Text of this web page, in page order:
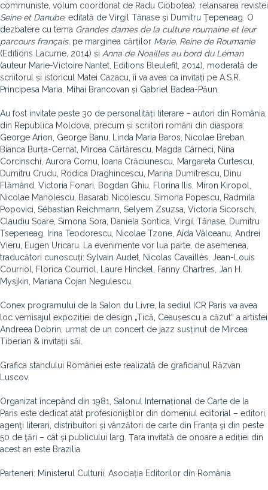
communiste, volum coordonat de Radu Ciobotea), relansarea revistei
Seine et Danube, editată de Virgil Tănase şi Dumitru Ţepeneag. O
dezbatere cu tema Grandes dames de la culture roumaine et leur
parcours français, pe marginea cărților Marie, Reine de Roumanie
(Editions Lacurne, 2014) și Anna de Noailles au bord du Léman
(auteur Marie-Victoire Nantet, Editions Bleulefit, 2014), moderată de
scriitorul și istoricul Matei Cazacu, îi va avea ca invitați pe A.S.R.
Principesa Maria, Mihai Brancovan și Gabriel Badea-Păun.
Au fost invitate peste 30 de personalități literare – autori din România,
din Republica Moldova, precum și scriitori români din diaspora:
George Arion, George Banu, Linda Maria Baros, Nicolae Breban,
Bianca Burța-Cernat, Mircea Cărtărescu, Magda Cârneci, Nina
Corcinschi, Aurora Cornu, Ioana Crăciunescu, Margareta Curtescu,
Dumitru Crudu, Rodica Draghincescu, Marina Dumitrescu, Dinu
Flămând, Victoria Fonari, Bogdan Ghiu, Florina Ilis, Miron Kiropol,
Nicolae Manolescu, Basarab Nicolescu, Simona Popescu, Radmila
Popovici, Sébastian Reichmann, Selyem Zsuzsa, Victoria Sicorschi,
Claudiu Soare, Simona Sora, Daniela Șontica, Virgil Tănase, Dumitru
Tsepeneag, Irina Teodorescu, Nicolae Tzone, Aïda Vâlceanu, Andrei
Vieru, Eugen Uricaru. La evenimente vor lua parte, de asemenea,
traducători cunoscuți: Sylvain Audet, Nicolas Cavaillès, Jean-Louis
Courriol, Florica Courriol, Laure Hinckel, Fanny Chartres, Jan H.
Mysjkin, Mariana Cojan Negulescu.
Conex programului de la Salon du Livre, la sediul ICR Paris va avea
loc vernisajul expoziției de design „Tică, Ceaușescu a căzut“ a artistei
Andreea Dobrin, urmat de un concert de jazz susținut de Mircea
Tiberian & invitații săi.
Grafica standului României este realizată de graficianul Răzvan
Luscov.
Organizat începând din 1981, Salonul Internațional de Carte de la
Paris este dedicat atât profesioniştilor din domeniul editorial – editori,
agenţi literari, distribuitori şi vânzători de carte din Franța şi din peste
50 de ţări – cât și publicului larg. Țara invitată de onoare a ediției din
acest an este Brazilia.
Parteneri: Ministerul Culturii, Asociația Editorilor din România